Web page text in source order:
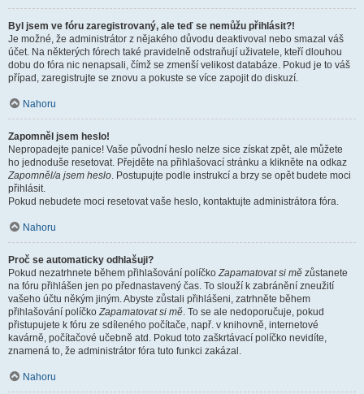
Byl jsem ve fóru zaregistrovaný, ale teď se nemůžu přihlásit?!
Je možné, že administrátor z nějakého důvodu deaktivoval nebo smazal váš
účet. Na některých fórech také pravidelně odstraňují uživatele, kteří dlouhou
dobu do fóra nic nenapsali, čímž se zmenší velikost databáze. Pokud je to váš
případ, zaregistrujte se znovu a pokuste se více zapojit do diskuzí.
Nahoru
Zapomněl jsem heslo!
Nepropadejte panice! Vaše původní heslo nelze sice získat zpět, ale můžete
ho jednoduše resetovat. Přejděte na přihlašovací stránku a klikněte na odkaz
Zapomněl/a jsem heslo. Postupujte podle instrukcí a brzy se opět budete moci
přihlásit.
Pokud nebudete moci resetovat vaše heslo, kontaktujte administrátora fóra.
Nahoru
Proč se automaticky odhlašuji?
Pokud nezatrhnete během přihlašování políčkoZapamatovat si mě zůstanete
na fóru přihlášen jen po přednastavený čas. To slouží k zabránění zneužití
vašeho účtu někým jiným. Abyste zůstali přihlášeni, zatrhněte během
přihlašování políčkoZapamatovat si mě. To se ale nedoporučuje, pokud
přistupujete k fóru ze sdíleného počítače, např. v knihovně, internetové
kavárně, počítačové učebně atd. Pokud toto zaškrtávací políčko nevidíte,
znamená to, že administrátor fóra tuto funkci zakázal.
Nahoru